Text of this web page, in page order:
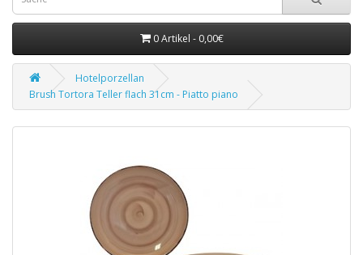
0 Artikel - 0,00€
Hotelporzellan
Brush Tortora Teller flach 31cm - Piatto piano